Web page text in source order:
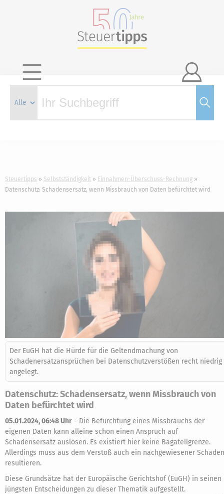

Steuertipps Selbstständigkeit
Einnahmen-Überschuss-Rechnung
Datenschutz: Schadensersatz, wenn Missbrauch von Daten befürchtet wird
Der EuGH hat die Hürde für die Geltendmachung von
Schadenersatzansprüchen bei Datenschutzverstößen recht niedrig
angelegt.
Datenschutz: Schadensersatz, wenn Missbrauch von
Daten befürchtet wird
05.01.2024, 06:48 Uhr - Die Befürchtung eines Missbrauchs der
eigenen Daten kann alleine schon einen Anspruch auf
Schadensersatz auslösen. Es existiert hier keine Bagatellgrenze.
Allerdings muss aus dem Verstoß auch ein nachgewiesener Schaden
resultieren.
Diese Grundsätze hat der Europäische Gerichtshof (EuGH) in seinen
jüngsten Entscheidungen zu dieser Thematik aufgestellt.